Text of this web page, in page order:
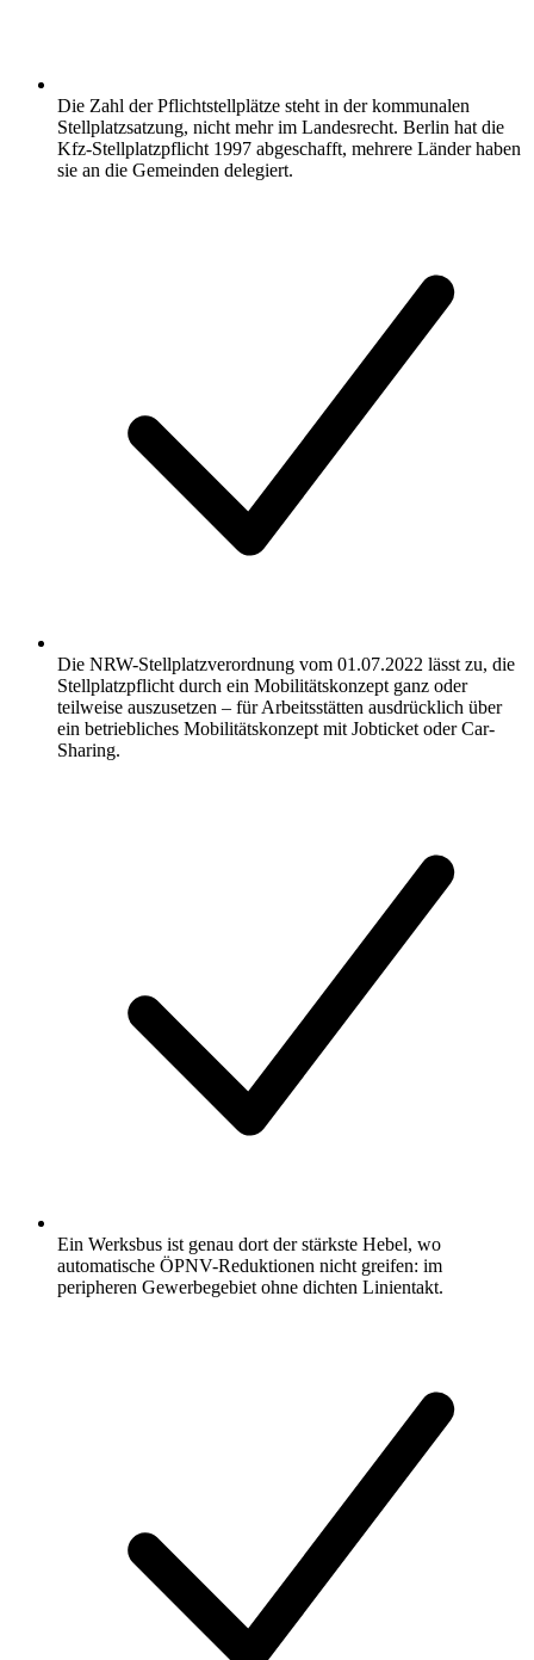
Die Zahl der Pflichtstellplätze steht in der kommunalen
Stellplatzsatzung, nicht mehr im Landesrecht. Berlin hat die
Kfz-Stellplatzpflicht 1997 abgeschafft, mehrere Länder haben
sie an die Gemeinden delegiert.
Die NRW-Stellplatzverordnung vom 01.07.2022 lässt zu, die
Stellplatzpflicht durch ein Mobilitätskonzept ganz oder
teilweise auszusetzen – für Arbeitsstätten ausdrücklich über
ein betriebliches Mobilitätskonzept mit Jobticket oder Car-
Sharing.
Ein Werksbus ist genau dort der stärkste Hebel, wo
automatische ÖPNV-Reduktionen nicht greifen: im
peripheren Gewerbegebiet ohne dichten Linientakt.